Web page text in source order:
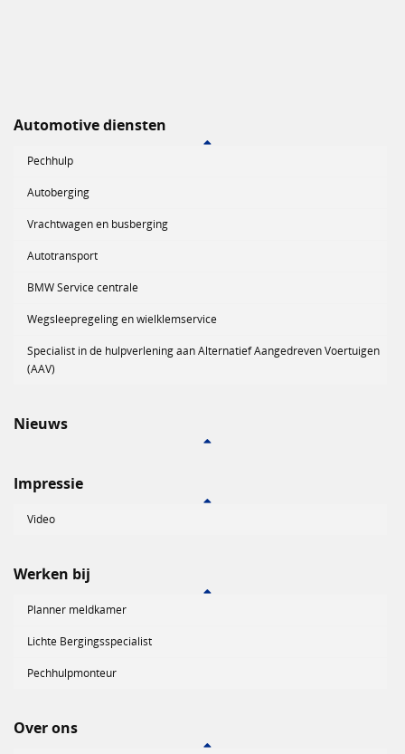
Automotive diensten
Pechhulp
Autoberging
Vrachtwagen en busberging
Autotransport
BMW Service centrale
Wegsleepregeling en wielklemservice
Specialist in de hulpverlening aan Alternatief Aangedreven Voertuigen
(AAV)
Nieuws
Impressie
Video
Werken bij
Planner meldkamer
Lichte Bergingsspecialist
Pechhulpmonteur
Over ons